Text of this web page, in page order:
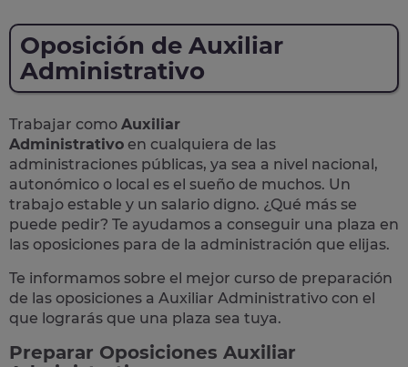
Oposición de Auxiliar
Administrativo
Trabajar como Auxiliar
Administrativo en cualquiera de las
administraciones públicas, ya sea a nivel nacional,
autonómico o local es el sueño de muchos. Un
trabajo estable y un salario digno. ¿Qué más se
puede pedir? Te ayudamos a conseguir una plaza en
las oposiciones para de la administración que elijas.
Te informamos sobre el mejor curso de preparación
de las oposiciones a Auxiliar Administrativo con el
que lograrás que una plaza sea tuya.
Preparar Oposiciones Auxiliar